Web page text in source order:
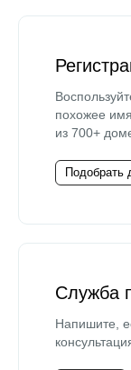
похожее
из 700+
Подобрать
Служба
Напишите,